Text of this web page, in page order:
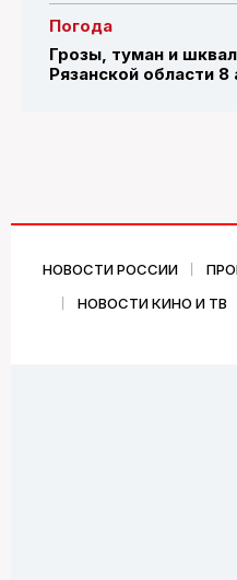
Погода
Грозы, туман и
Рязанской области 8
НОВОСТИ РОССИИ
НОВОСТИ КИНО И ТВ